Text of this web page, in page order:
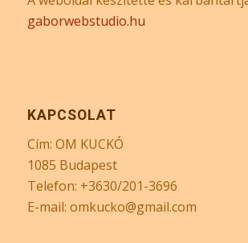
gaborwebstudio.hu
KAPCSOLAT
Cím: OM KUCKÓ
1085 Budapest
Telefon: +3630/201-3696
E-mail: omkucko@gmail.com